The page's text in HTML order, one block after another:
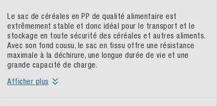
Le sac de céréales en PP de qualité alimentaire est
extrêmement stable et donc idéal pour le transport et le
stockage en toute sécurité des céréales et autres aliments.
Avec son fond cousu, le sac en tissu offre une résistance
maximale à la déchirure, une longue durée de vie et une
grande capacité de charge.
Afficher plus